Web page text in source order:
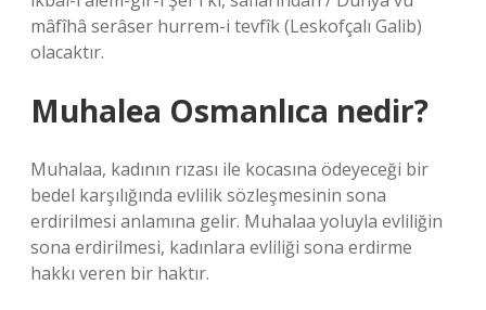
mâfîhâ serâser hurrem-i tevfîk (Leskofçalı Galib)
olacaktır.
Muhalea Osmanlıca nedir?
Muhalaa, kadının rızası ile kocasına ödeyeceği bir
bedel karşılığında evlilik sözleşmesinin sona
erdirilmesi anlamına gelir. Muhalaa yoluyla evliliğin
sona erdirilmesi, kadınlara evliliği sona erdirme
hakkı veren bir haktır.